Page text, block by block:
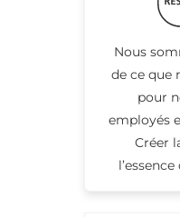
Nous
de ce que
pour
employés
Créer